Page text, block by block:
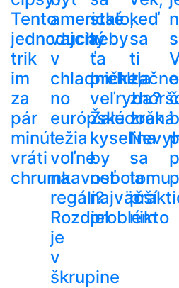
Tento
jednoduchý
trik
im
za
pár
minút
vráti
chrumkavosť
americké
vajcia
v
chladničke,
no
európske
ležia
voľne
na
regáli?
Rozdiel
je
v
škrupine
stalo,
keby
ťa
prehltla
veľryba?
Žalúdočná
kyselina
by
nebola
najväčší
problém
keď
sa
ti
začne
zrak.
sa
tomu
nikto